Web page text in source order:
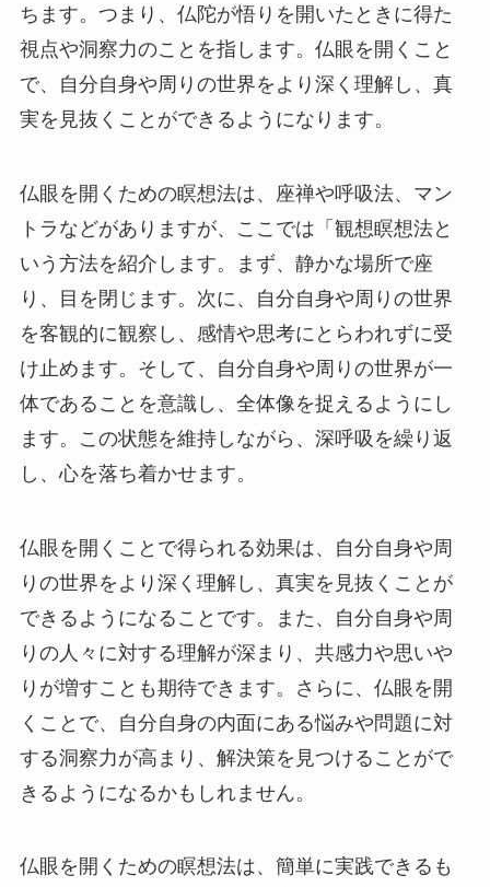
ちます。つまり、仏陀が悟りを開いたときに得た
視点や洞察力のことを指します。仏眼を開くこと
で、自分自身や周りの世界をより深く理解し、真
実を見抜くことができるようになります。
仏眼を開くための瞑想法は、座禅や呼吸法、マン
トラなどがありますが、ここでは「観想瞑想法と
いう方法を紹介します。まず、静かな場所で座
り、目を閉じます。次に、自分自身や周りの世界
を客観的に観察し、感情や思考にとらわれずに受
け止めます。そして、自分自身や周りの世界が一
体であることを意識し、全体像を捉えるようにし
ます。この状態を維持しながら、深呼吸を繰り返
し、心を落ち着かせます。
仏眼を開くことで得られる効果は、自分自身や周
りの世界をより深く理解し、真実を見抜くことが
できるようになることです。また、自分自身や周
りの人々に対する理解が深まり、共感力や思いや
りが増すことも期待できます。さらに、仏眼を開
くことで、自分自身の内面にある悩みや問題に対
する洞察力が高まり、解決策を見つけることがで
きるようになるかもしれません。
仏眼を開くための瞑想法は、簡単に実践できるも